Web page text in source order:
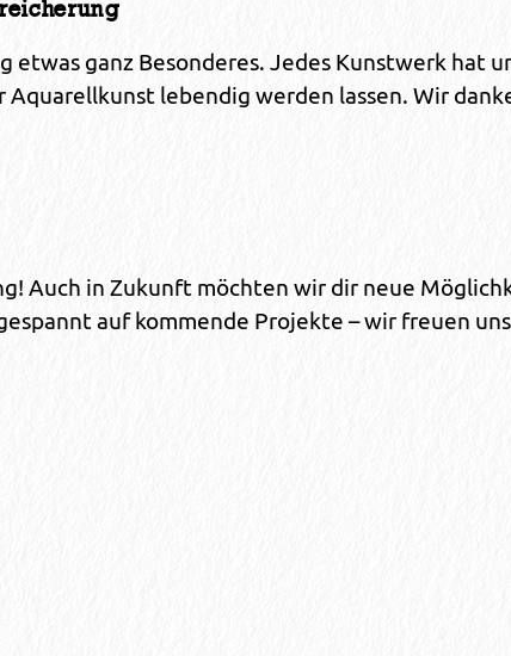
etwas ganz Besonderes. Jedes Kunstwerk hat
lebendig werden lassen. Wir
Auch in Zukunft möchten wir dir neue
auf kommende Projekte – wir freuen